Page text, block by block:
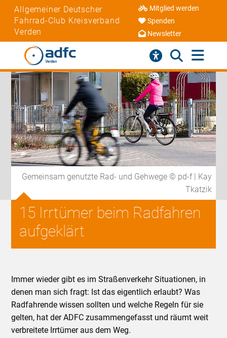
Allgemeiner Deutscher
Fahrrad-Club Kreisverband
Verden
Mitglied werden
Spenden
Newsletter
Gemeinsam genutzte Rad- und Gehwege © pd-f | Kay
Tkatzik
15 Irrtümer beim Radfahren
aufgeklärt
Immer wieder gibt es im Straßenverkehr Situationen, in
denen man sich fragt: Ist das eigentlich erlaubt? Was
Radfahrende wissen sollten und welche Regeln für sie
gelten, hat der ADFC zusammengefasst und räumt weit
verbreitete Irrtümer aus dem Weg.